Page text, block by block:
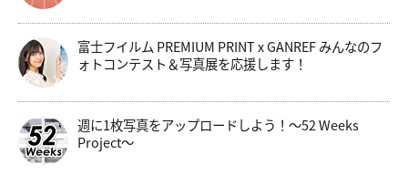
富士フイルム PREMIUM PRINT x GANREF みんなのフ
ォトコンテスト＆写真展を応援します！
週に1枚写真をアップロードしよう！～52 Weeks
Project～